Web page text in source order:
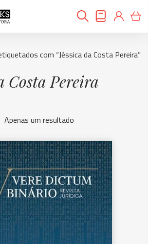
com “Jéssica da Costa Pereira”
Costa Pereira
Apenas um resultado